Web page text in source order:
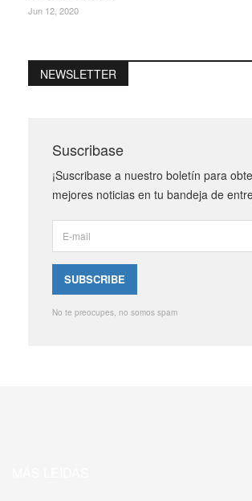
Jun 12, 2020
NEWSLETTER
Suscribase
¡Suscribase a nuestro boletín para
mejores noticias en tu bandeja de
No te preocupes, no somos spam